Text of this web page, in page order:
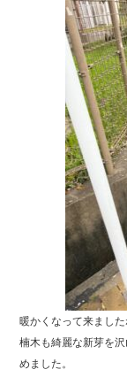
暖かくなって来ました
楠木も綺麗な新芽を
めました。